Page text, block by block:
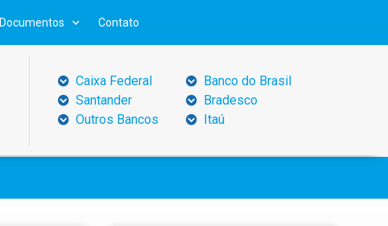
Documentos Contato
Caixa Federal
Santander
Outros Bancos
Banco do Brasil
Bradesco
Itaú